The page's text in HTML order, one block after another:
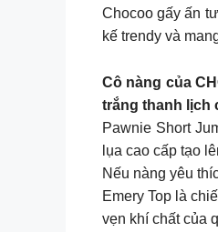
Chocoo gấy ấn
kế trendy và
Cô nàng của
trắng thanh lịch
Pawnie Short
lụa cao cấp tạo
Nếu nàng yêu
Emery Top là
vẹn khí chất của